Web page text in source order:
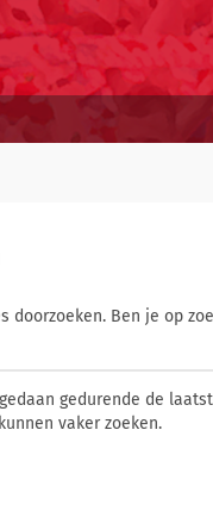
doorzoeken. Ben je op
gedurende de
vaker zoeken.